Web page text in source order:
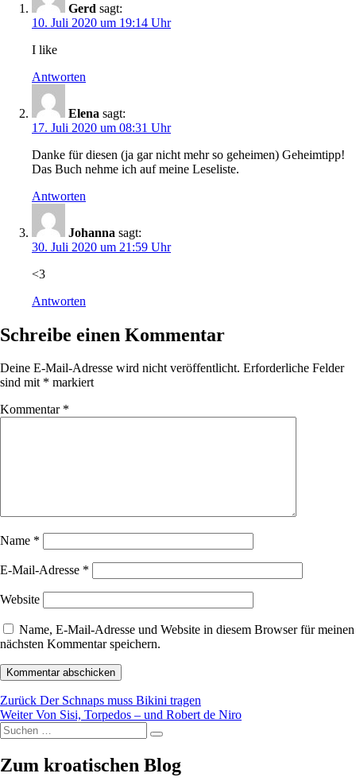
Gerd sagt:
10. Juli 2020 um 19:14 Uhr
I like
Antworten
Elena sagt:
17. Juli 2020 um 08:31 Uhr
Danke für diesen (ja gar nicht mehr so geheimen) Geheimtipp!
Das Buch nehme ich auf meine Leseliste.
Antworten
Johanna sagt:
30. Juli 2020 um 21:59 Uhr
<3
Antworten
Schreibe einen Kommentar
Deine E-Mail-Adresse wird nicht veröffentlicht. Erforderliche Felder
sind mit * markiert
Kommentar *
Name *
E-Mail-Adresse *
Website
Name, E-Mail-Adresse und Website in diesem Browser für meinen
nächsten Kommentar speichern.
Beitragsnavigation
Zurück Vorheriger
Beitrag:
Der Schnaps muss Bikini tragen
Weiter Nächster
Beitrag:
Von Sisi, Torpedos – und Robert de Niro
Suchen
nach:
Suchen
Zum kroatischen Blog